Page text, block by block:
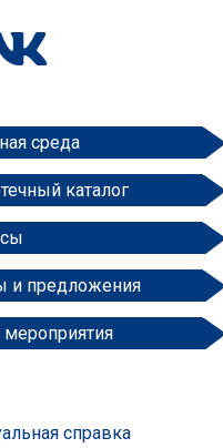
среда
каталог
и предложения
справка